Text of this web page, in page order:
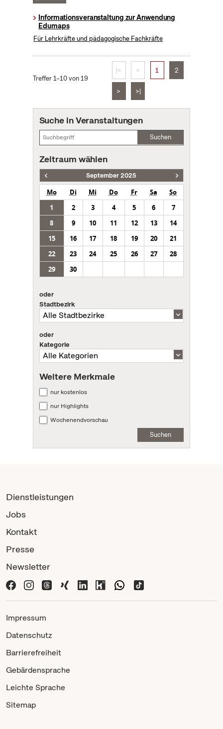
Informationsveranstaltung zur Anwendung
Edumaps
Für Lehrkräfte und pädagogische Fachkräfte
Treffer 1–10 von 19
|< < 1 2
> >|
Suche in Veranstaltungen
Suchen
Zeitraum wählen
September 2025
Mo Di Mi Do Fr Sa
So
1
2 3 4 5 6
7
8
9 10 11 12 13
14
15
16 17 18 19 20
21
22
23 24 25 26 27
28
29
30
oder
Stadtbezirk
oder
Kategorie
Weitere Merkmale
nur kostenlos
nur Highlights
Wochenendvorschau
Suchen
Dienstleistungen
Jobs
Kontakt
Presse
Newsletter
Impressum
Datenschutz
Barrierefreiheit
Gebärdensprache
Leichte Sprache
Sitemap